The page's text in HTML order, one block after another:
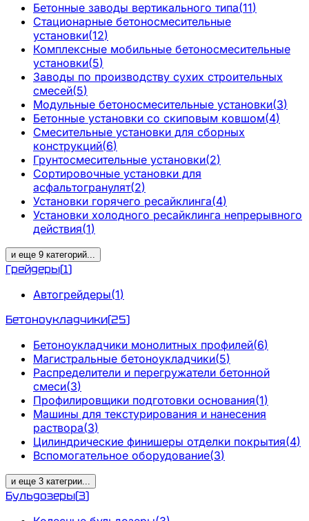
Бетонные заводы вертикального типа(11)
Стационарные бетоносмесительные
установки(12)
Комплексные мобильные бетоносмесительные
установки(5)
Заводы по производству сухих строительных
смесей(5)
Модульные бетоносмесительные установки(3)
Бетонные установки со скиповым ковшом(4)
Смесительные установки для сборных
конструкций(6)
Грунтосмесительные установки(2)
Сортировочные установки для
асфальтогранулят(2)
Установки горячего ресайклинга(4)
Установки холодного ресайклинга непрерывного
действия(1)
и еще 9 категорий...
Грейдеры(1)
Автогрейдеры(1)
Бетоноукладчики(25)
Бетоноукладчики монолитных профилей(6)
Магистральные бетоноукладчики(5)
Распределители и перегружатели бетонной
смеси(3)
Профилировщики подготовки основания(1)
Машины для текстурирования и нанесения
раствора(3)
Цилиндрические финишеры отделки покрытия(4)
Вспомогательное оборудование(3)
и еще 3 категрии...
Бульдозеры(3)